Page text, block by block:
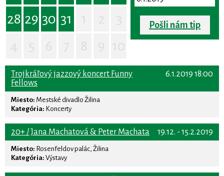
28 29 30 31 Pošli nám tip
6.1.2019 18:00
Trojkráľový jazzový koncert Funny
Fellows
Miesto: Mestské divadlo Žilina
Kategória: Koncerty
19.12. - 15.2.2019
20+ / Jana Machatová & Peter Machata
Miesto: Rosenfeldov palác, Žilina
Kategória: Výstavy